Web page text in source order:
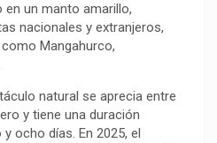
un manto amarillo,
nacionales y extranjeros,
Mangahurco,
natural se aprecia entre
y tiene una duración
ocho días. En 2025, el